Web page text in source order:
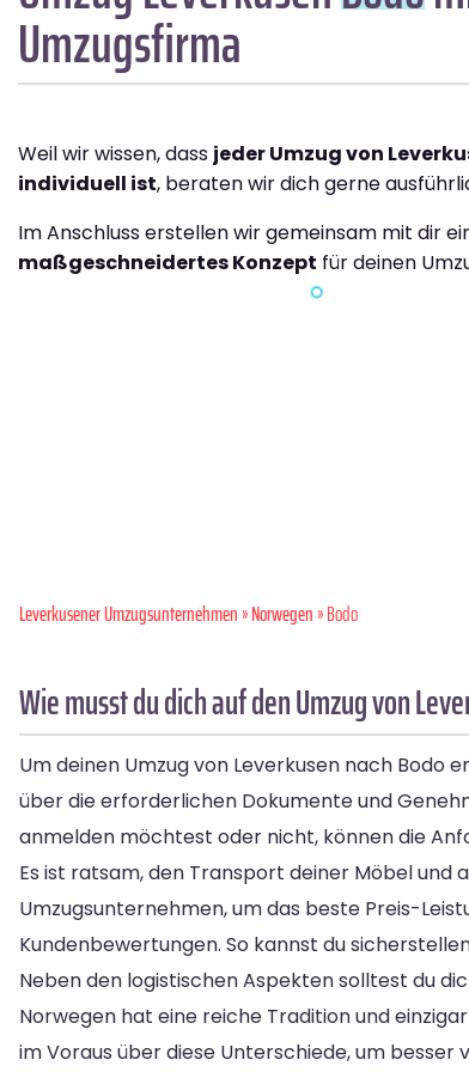
Umzugsfirma
Weil wir wissen, dass jeder Umzug von
individuell ist, beraten wir dich gerne
Im Anschluss erstellen wir gemeinsam mit dir
maßgeschneidertes Konzept für deinen
Leverkusener Umzugsunternehmen»Norwegen» Bodo
Wie musst du dich auf den Umzug von
Um deinen Umzug von Leverkusen nach
über die erforderlichen Dokumente und
anmelden möchtest oder nicht, können die
Es ist ratsam, den Transport deiner Möbel
Umzugsunternehmen, um das beste Preis-
Kundenbewertungen. So kannst du
Neben den logistischen Aspekten solltest du
Norwegen hat eine reiche Tradition und
im Voraus über diese Unterschiede, um besser